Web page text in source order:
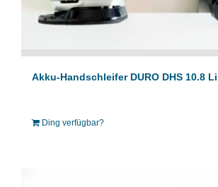
Akku-Handschleifer DURO DHS 10.8
Ding verfügbar?